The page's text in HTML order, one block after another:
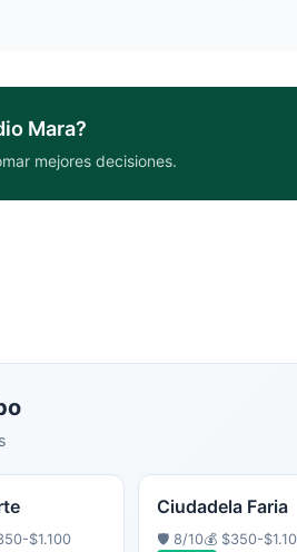
Mara?
mejores decisiones.
$1.100
Ciudadela Faria
🛡️ 8/10💰 $350-